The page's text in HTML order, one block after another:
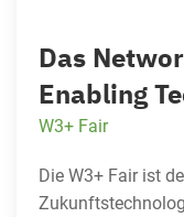
Das
Enabling
W3+ Fair
Die W3+ Fair ist